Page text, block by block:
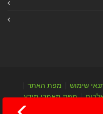
שימוש מפת האתר
|מפת מאמרי מידע